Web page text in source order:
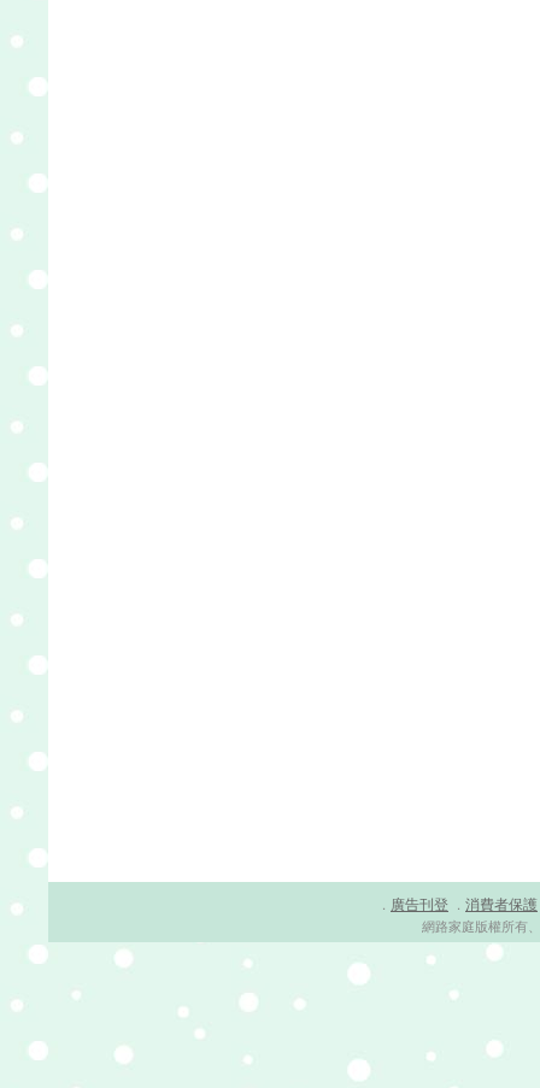
． 廣告刊登 ． 消費者保護
網路家庭版權所有